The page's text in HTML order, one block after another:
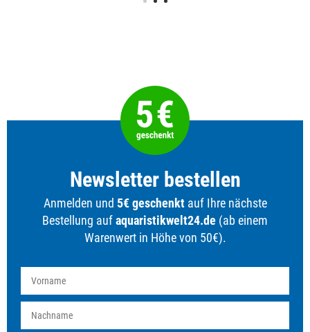
Newsletter bestellen
Anmelden und 5€ geschenktauf Ihre nächste
Bestellung aufaquaristikwelt24.de (ab einem
Warenwert in Höhe von 50€).